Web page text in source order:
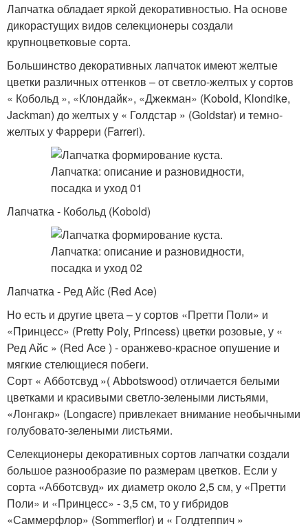
Лапчатка обладает яркой декоративностью. На основе
дикорастущих видов селекционеры создали
крупноцветковые сорта.
Большинство декоративных лапчаток имеют желтые
цветки различных оттенков – от светло-желтых у сортов
« Кобольд », «Клондайк», «Джекман» (Kobold, Klondike,
Jackman) до желтых у « Голдстар » (Goldstar) и темно-
желтых у Фаррери (Farreri).
Лапчатка - Кобольд (Kobold)
Лапчатка - Ред Айс (Red Ace)
Но есть и другие цвета – у сортов «Претти Поли» и
«Принцесс» (Pretty Poly, Princess) цветки розовые, у «
Ред Айс » (Red Ace ) - оранжево-красное опушение и
мягкие стелющиеся побеги.
Сорт « Абботсвуд »( Abbotswood) отличается белыми
цветками и красивыми светло-зелеными листьями,
«Лонгакр» (Longacre) привлекает внимание необычными
голубовато-зелеными листьями.
Селекционеры декоративных сортов лапчатки создали
большое разнообразие по размерам цветков. Если у
сорта «Абботсвуд» их диаметр около 2,5 см, у «Претти
Поли» и «Принцесс» - 3,5 см, то у гибридов
«Саммерфлор» (Sommerflor) и « Голдтеппич »